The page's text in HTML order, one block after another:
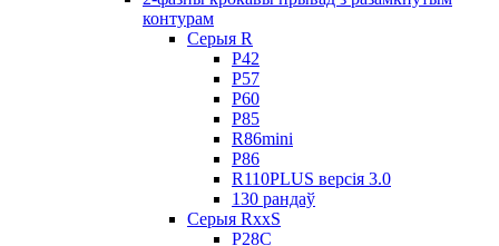
контурам
Серыя R
Р42
Р57
Р60
Р85
R86mini
Р86
R110PLUS версія 3.0
130 рандаў
Серыя RxxS
Р28С